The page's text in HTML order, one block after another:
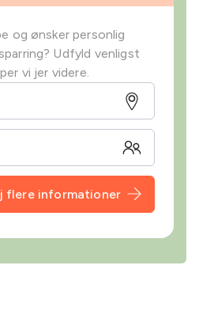
og ønsker personlig
Udfyld venligst
vi jer videre.
flere informationer